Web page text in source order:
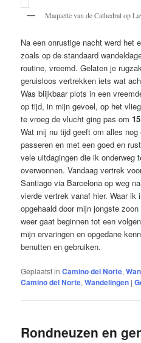
Maquette van de Cathedral op
Na een onrustige nacht werd het
zoals op de standaard
routine, vreemd. Gelaten je
geruisloos vertrekken iets wat
Was blijkbaar plots in een
op tijd, in mijn gevoel, op het
te vroeg de vlucht ging pas om
Wat mij nu tijd geeft om alles
passeren en met een goed en
vele uitdagingen die ik onderweg
overwonnen. Vandaag vertrek
Santiago via Barcelona op weg
vierde vertrek vanaf hier. Waar ik
opgehaald door mijn jongste
weer gaat beginnen tot een
mijn ervaringen en opgedane
benutten en gebruiken.
Geplaatst in Camino del Norte,
Camino del Norte,Wandelingen |
Rondneuzen en